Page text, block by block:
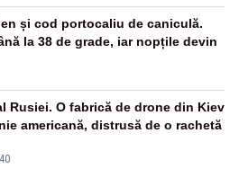
și cod portocaliu de caniculă.
la 38 de grade, iar nopțile devin
Rusiei. O fabrică de drone din Kiev
americană, distrusă de o rachetă